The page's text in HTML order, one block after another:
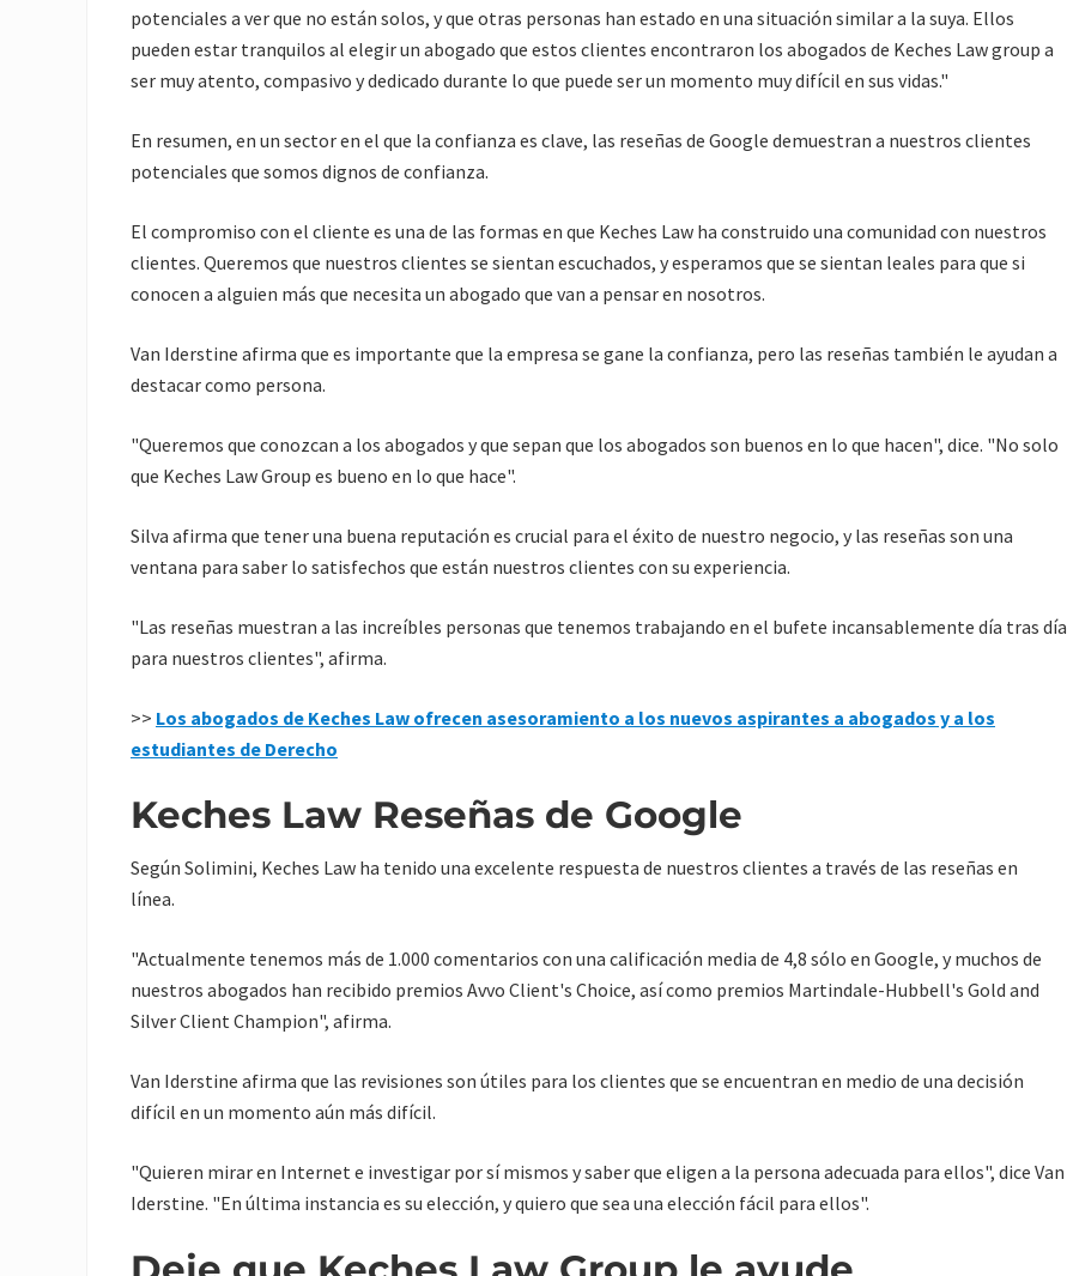
potenciales a ver que no están solos, y que otras personas han estado en una situación similar a la suya. Ellos
pueden estar tranquilos al elegir un abogado que estos clientes encontraron los abogados de Keches Law group a
ser muy atento, compasivo y dedicado durante lo que puede ser un momento muy difícil en sus vidas."
En resumen, en un sector en el que la confianza es clave, las reseñas de Google demuestran a nuestros clientes
potenciales que somos dignos de confianza.
El compromiso con el cliente es una de las formas en que Keches Law ha construido una comunidad con nuestros
clientes. Queremos que nuestros clientes se sientan escuchados, y esperamos que se sientan leales para que si
conocen a alguien más que necesita un abogado que van a pensar en nosotros.
Van Iderstine afirma que es importante que la empresa se gane la confianza, pero las reseñas también le ayudan a
destacar como persona.
"Queremos que conozcan a los abogados y que sepan que los abogados son buenos en lo que hacen", dice. "No solo
que Keches Law Group es bueno en lo que hace".
Silva afirma que tener una buena reputación es crucial para el éxito de nuestro negocio, y las reseñas son una
ventana para saber lo satisfechos que están nuestros clientes con su experiencia.
"Las reseñas muestran a las increíbles personas que tenemos trabajando en el bufete incansablemente día tras día
para nuestros clientes", afirma.
>> Los abogados de Keches Law ofrecen asesoramiento a los nuevos aspirantes a abogados y a los
estudiantes de Derecho
Keches Law Reseñas de Google
Según Solimini, Keches Law ha tenido una excelente respuesta de nuestros clientes a través de las reseñas en
línea.
"Actualmente tenemos más de 1.000 comentarios con una calificación media de 4,8 sólo en Google, y muchos de
nuestros abogados han recibido premios Avvo Client's Choice, así como premios Martindale-Hubbell's Gold and
Silver Client Champion", afirma.
Van Iderstine afirma que las revisiones son útiles para los clientes que se encuentran en medio de una decisión
difícil en un momento aún más difícil.
"Quieren mirar en Internet e investigar por sí mismos y saber que eligen a la persona adecuada para ellos", dice Van
Iderstine. "En última instancia es su elección, y quiero que sea una elección fácil para ellos".